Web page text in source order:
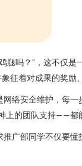
吗？”，这不仅
征着对成果的奖励
络安全维护，每
的团队支持——都
广部同学不仅要懂